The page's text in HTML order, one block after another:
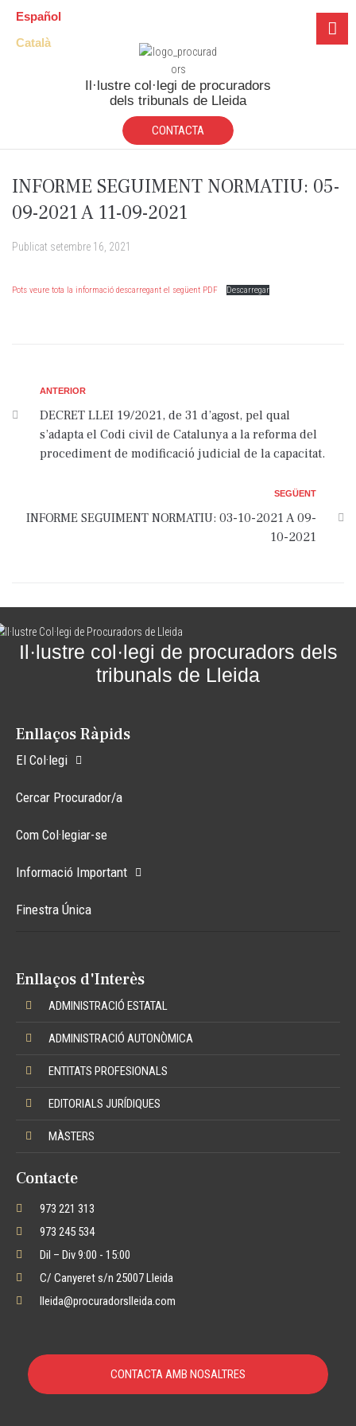
Español
Català
Il·lustre col·legi de procuradors
dels tribunals de Lleida
CONTACTA
INFORME SEGUIMENT NORMATIU: 05-
09-2021 A 11-09-2021
Publicat setembre 16, 2021
Pots veure tota la informació descarregant el següent PDF Descarregar
ANTERIOR
DECRET LLEI 19/2021, de 31 d’agost, pel qual
s’adapta el Codi civil de Catalunya a la reforma del
procediment de modificació judicial de la capacitat.
SEGÜENT
INFORME SEGUIMENT NORMATIU: 03-10-2021 A 09-
10-2021
Il·lustre col·legi de procuradors dels
tribunals de Lleida
Enllaços Ràpids
El Col·legi
Cercar Procurador/a
Com Col·legiar-se
Informació Important
Finestra Única
Enllaços d'Interès
ADMINISTRACIÓ ESTATAL
ADMINISTRACIÓ AUTONÒMICA
ENTITATS PROFESIONALS
EDITORIALS JURÍDIQUES
MÀSTERS
Contacte
973 221 313
973 245 534
Dil – Div 9:00 - 15:00
C/ Canyeret s/n 25007 Lleida
lleida@procuradorslleida.com
CONTACTA AMB NOSALTRES